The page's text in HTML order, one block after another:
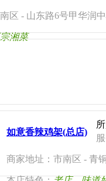
区 - 山东路6号甲华润
湘菜
如意香辣鸡架(总店)
商家地址：市南区 - 青